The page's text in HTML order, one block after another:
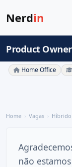
Nerdin
Product
Home Office
Home Vagas Híbrido
não